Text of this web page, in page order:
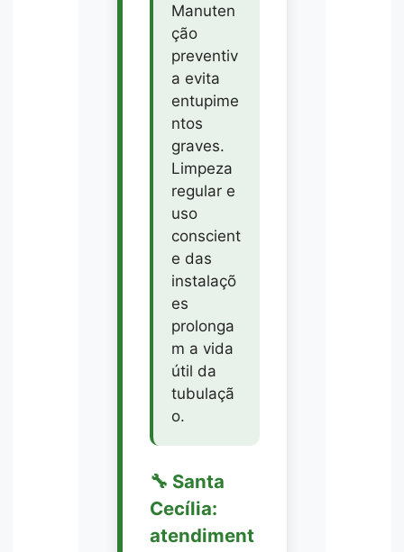
Manuten
ção
preventiv
a evita
entupime
ntos
graves.
Limpeza
regular e
uso
conscient
e das
instalaçõ
es
prolonga
m a vida
útil da
tubulaçã
o.
🔧 Santa
Cecília:
atendiment